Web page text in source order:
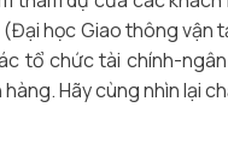
học Giao thông vận
tổ chức tài chính-
Hãy cùng nhìn lại